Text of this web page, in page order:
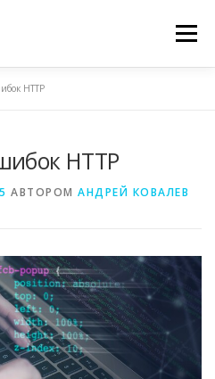
Меню
ДИЗАЙН
HTTP
HTTP
АВТОРОМ АНДРЕЙ КОВАЛЕВ